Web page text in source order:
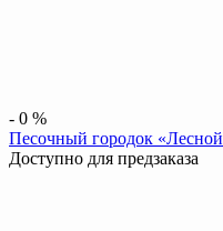
- 0 %
Песочный городок
Доступно для предзаказа